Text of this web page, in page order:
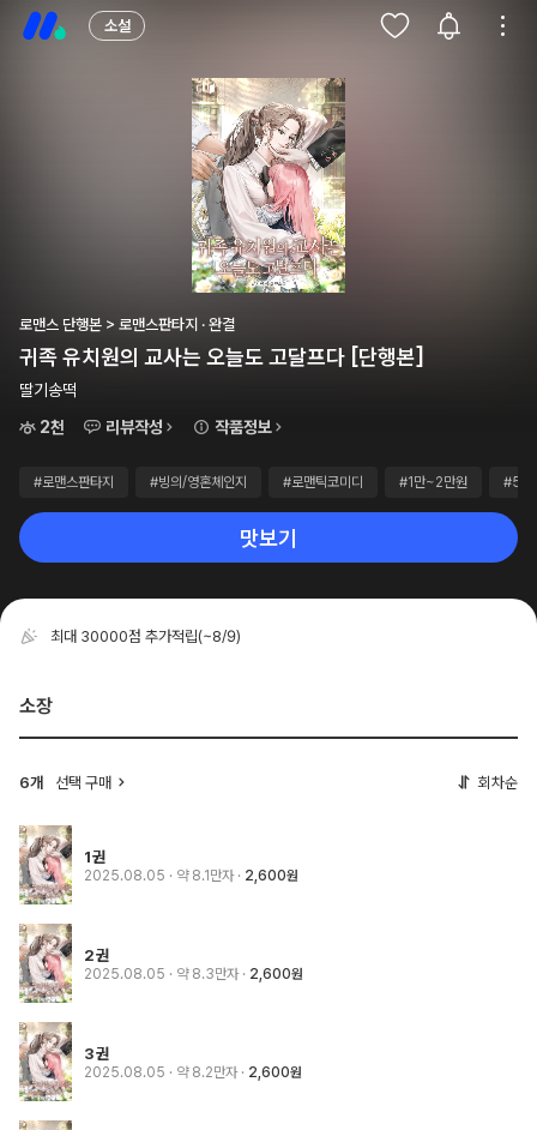
소설
로맨스 단행본 > 로맨스판타지 · 완결
귀족 유치원의 교사는 오늘도 고달프다 [단행본]
딸기송떡
2천
리뷰작성 작품정보
#로맨스판타지 #빙의/영혼체인지 #로맨틱코미디 #1만~2만원 #5권
맛보기
최대 30000점 추가적립(~8/9)
소장
6개 선택 구매 회차순
1권
2025.08.05 · 약 8.1만자 2,600원
2권
2025.08.05 · 약 8.3만자 2,600원
3권
2025.08.05 · 약 8.2만자 2,600원